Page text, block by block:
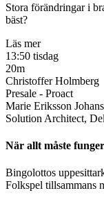
Stora förändringar i
bäst?
Läs mer
13:50 tisdag
20m
Christoffer Holmberg
Presale - Proact
Marie Eriksson
Solution Architect,
När allt måste
Bingolottos
Folkspel tillsammans